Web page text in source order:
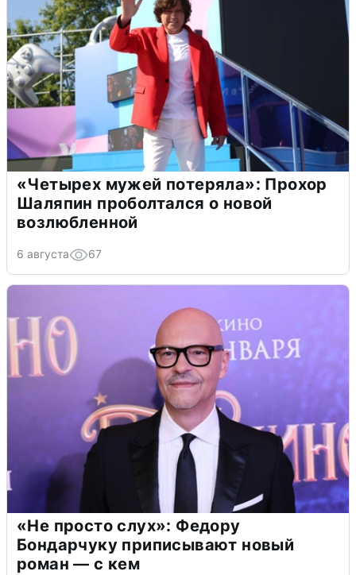
«Четырех мужей потеряла»: Прохор
Шаляпин проболтался о новой
возлюбленной
6 августа 67
«Не просто слух»: Федору
Бондарчуку приписывают новый
роман — с кем